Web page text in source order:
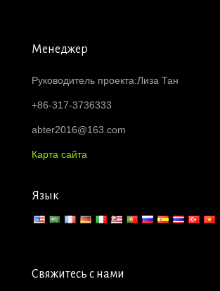
Менеджер
Руководитель проекта:Лиза Тан
+86-317-3736333
abter2016@163.com
Карта сайта
Язык
Свяжитесь с нами